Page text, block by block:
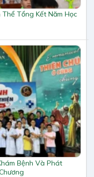
Tổng Kết Năm Học
Bệnh Và Phát